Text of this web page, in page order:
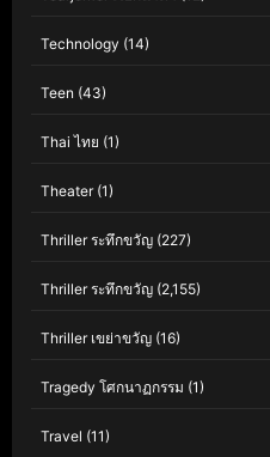
Technology (14)
Teen (43)
Thai ไทย (1)
Theater(1)
Thriller ระทึกขวัญ (227)
Thriller ระทึกขวัญ (2,155)
Thriller เขย่าขวัญ (16)
Tragedy โศกนาฏกรรม (1)
Travel (11)